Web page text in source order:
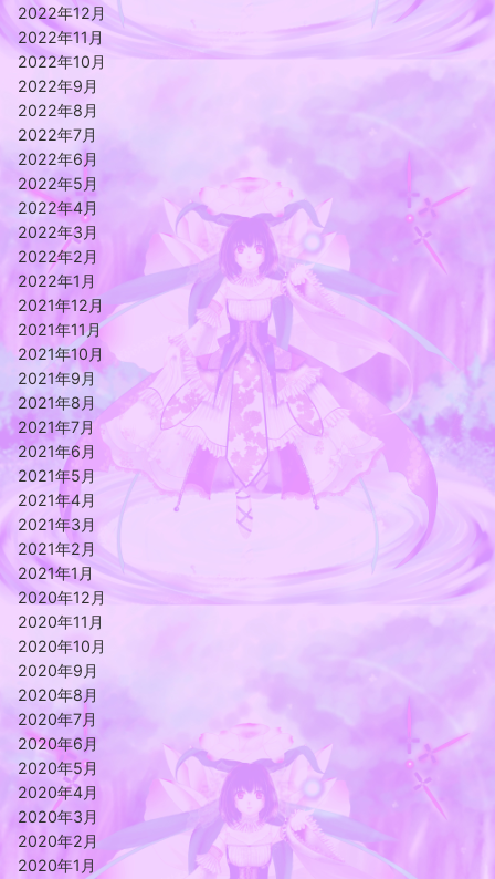
2022年12月
2022年11月
2022年10月
2022年9月
2022年8月
2022年7月
2022年6月
2022年5月
2022年4月
2022年3月
2022年2月
2022年1月
2021年12月
2021年11月
2021年10月
2021年9月
2021年8月
2021年7月
2021年6月
2021年5月
2021年4月
2021年3月
2021年2月
2021年1月
2020年12月
2020年11月
2020年10月
2020年9月
2020年8月
2020年7月
2020年6月
2020年5月
2020年4月
2020年3月
2020年2月
2020年1月